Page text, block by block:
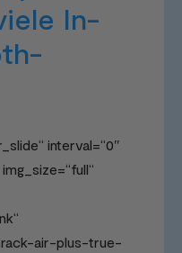
In-
interval=“0″
air-plus-true-